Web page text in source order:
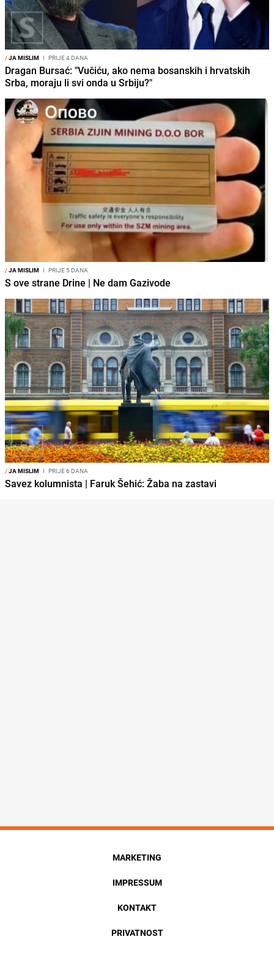
/JA MISLIM I PRIJE 4 DANA
Dragan Bursać: "Vučiću, ako nema bosanskih i hrvatskih
Srba, moraju li svi onda u Srbiju?"
/JA MISLIM I PRIJE 5 DANA
S ove strane Drine | Ne dam Gazivode
/JA MISLIM I PRIJE 6 DANA
Savez kolumnista | Faruk Šehić: Žaba na zastavi
MARKETING
IMPRESSUM
KONTAKT
PRIVATNOST